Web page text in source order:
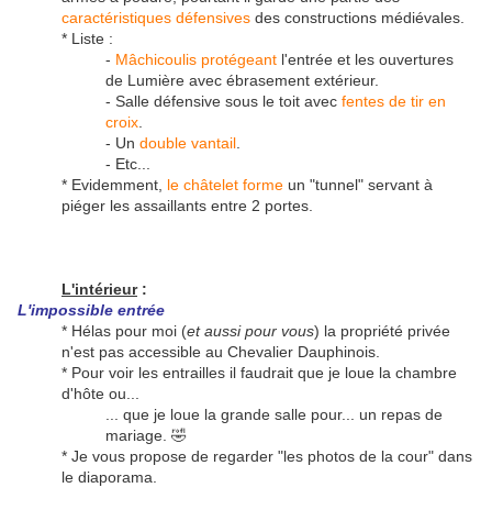
caractéristiques défensives des constructions médiévales.
* Liste :
- Mâchicoulis protégeant l'entrée et les ouvertures
de Lumière avec ébrasement extérieur.
- Salle défensive sous le toit avec fentes de tir en
croix
- Un double vantail
- Etc...
* Evidemment, le châtelet forme un "tunnel" servant à
piéger les assaillants entre 2 portes.
L'intérieur:
L'impossible entrée
* Hélas pour moi (et aussi pour vous) la propriété privée
n'est pas accessible au Chevalier Dauphinois.
* Pour voir les entrailles il faudrait que je loue la chambre
d'hôte ou...
... que je loue la grande salle pour... un repas de
mariage. 🤣
* Je vous propose de regarder "les photos de la cour" dans
le diaporama.